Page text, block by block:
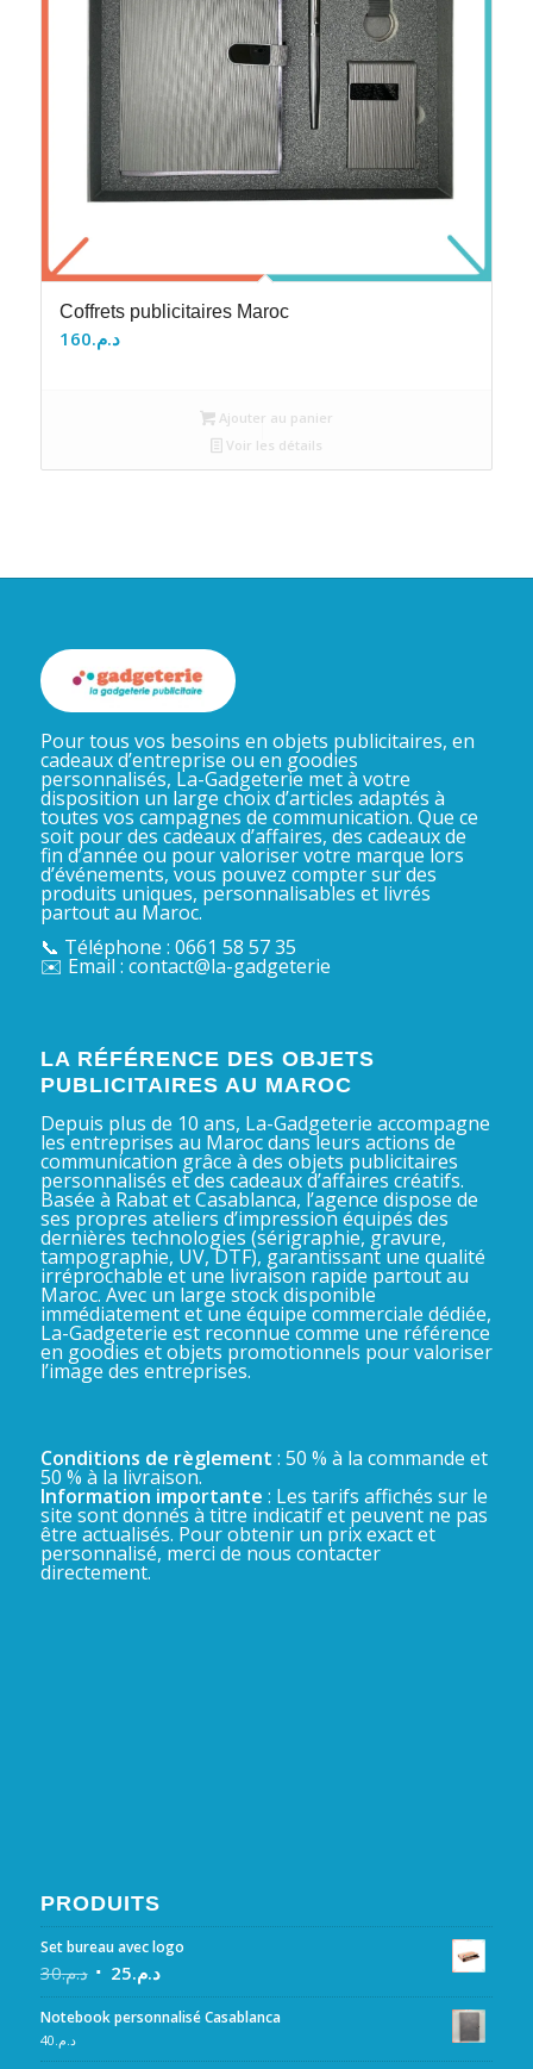
Coffrets publicitaires Maroc
د.م.160
Ajouter au panier
Voir les détails
Pour tous vos besoins en objets publicitaires, en
cadeaux d’entreprise ou en goodies
personnalisés, La-Gadgeterie met à votre
disposition un large choix d’articles adaptés à
toutes vos campagnes de communication. Que ce
soit pour des cadeaux d’affaires, des cadeaux de
fin d’année ou pour valoriser votre marque lors
d’événements, vous pouvez compter sur des
produits uniques, personnalisables et livrés
partout au Maroc.
📞 Téléphone : 0661 58 57 35
✉️ Email : contact@la-gadgeterie
LA RÉFÉRENCE DES OBJETS
PUBLICITAIRES AU MAROC
Depuis plus de 10 ans, La-Gadgeterie accompagne
les entreprises au Maroc dans leurs actions de
communication grâce à des objets publicitaires
personnalisés et des cadeaux d’affaires créatifs.
Basée à Rabat et Casablanca, l’agence dispose de
ses propres ateliers d’impression équipés des
dernières technologies (sérigraphie, gravure,
tampographie, UV, DTF), garantissant une qualité
irréprochable et une livraison rapide partout au
Maroc. Avec un large stock disponible
immédiatement et une équipe commerciale dédiée,
La-Gadgeterie est reconnue comme une référence
en goodies et objets promotionnels pour valoriser
l’image des entreprises.
Conditions de règlement : 50 % à la commande et
50 % à la livraison.
Information importante : Les tarifs affichés sur le
site sont donnés à titre indicatif et peuvent ne pas
être actualisés. Pour obtenir un prix exact et
personnalisé, merci de nous contacter
directement.
PRODUITS
Set bureau avec logo
د.م.30 د.م.25
Notebook personnalisé Casablanca
د.م.40